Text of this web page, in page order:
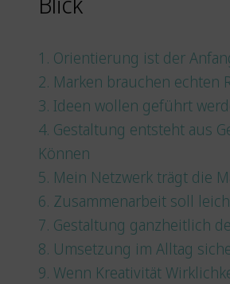
1. Orientierung ist der
2. Marken brauchen echten
3. Ideen wollen geführt
4. Gestaltung entsteht aus
Können
5. Mein Netzwerk trägt die
6. Zusammenarbeit soll
7. Gestaltung ganzheitlich
8. Umsetzung im Alltag
9. Wenn Kreativität